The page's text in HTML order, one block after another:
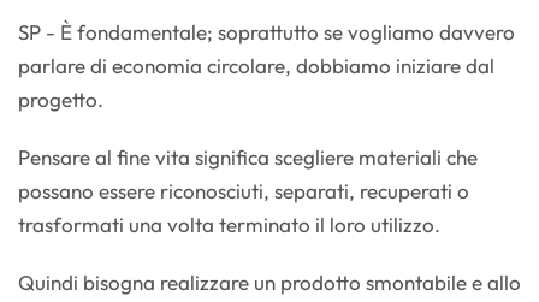
SP - È fondamentale; soprattutto se vogliamo davvero
parlare di economia circolare, dobbiamo iniziare dal
progetto.
Pensare al fine vita significa scegliere materiali che
possano essere riconosciuti, separati, recuperati o
trasformati una volta terminato il loro utilizzo.
Quindi bisogna realizzare un prodotto smontabile e allo